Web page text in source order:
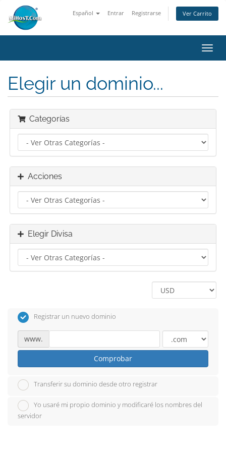
Español Entrar Registrarse Ver Carrito
Elegir un dominio...
Categorías
Acciones
Elegir Divisa
Registrar un nuevo dominio
www.
Comprobar
Transferir su dominio desde otro registrar
Yo usaré mi propio dominio y modificaré los nombres del
servidor